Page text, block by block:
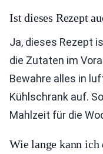
Ist dieses Rezept
Ja, dieses Rezept
die Zutaten im
Bewahre alles in
Kühlschrank auf.
Mahlzeit für die
Wie lange kann ich